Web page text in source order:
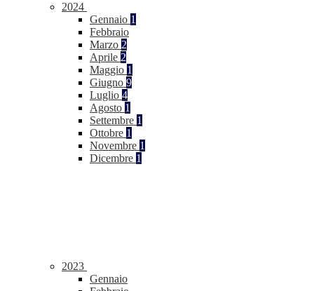
2024
Gennaio 1
Febbraio
Marzo 2
Aprile 2
Maggio 1
Giugno 9
Luglio 4
Agosto 1
Settembre 1
Ottobre 1
Novembre 1
Dicembre 1
2023
Gennaio